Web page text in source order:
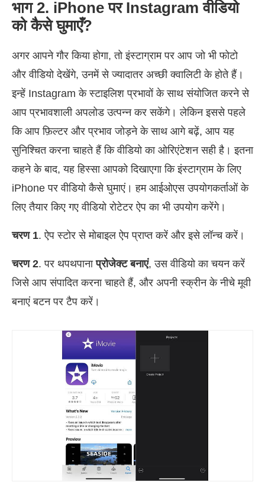
भाग 2. iPhone पर Instagram वीडियो
को कैसे घुमाएँ?
अगर आपने गौर किया होगा, तो इंस्टाग्राम पर आप जो भी फोटो
और वीडियो देखेंगे, उनमें से ज्यादातर अच्छी क्वालिटी के होते हैं।
इन्‍हें Instagram के स्‍टाइलिश प्रभावों के साथ संयोजित करने से
आप प्रभावशाली अपलोड उत्‍पन्‍न कर सकेंगे। लेकिन इससे पहले
कि आप फ़िल्टर और प्रभाव जोड़ने के साथ आगे बढ़ें, आप यह
सुनिश्चित करना चाहते हैं कि वीडियो का ओरिएंटेशन सही है। इतना
कहने के बाद, यह हिस्सा आपको दिखाएगा कि इंस्टाग्राम के लिए
iPhone पर वीडियो कैसे घुमाएं। हम आईओएस उपयोगकर्ताओं के
लिए तैयार किए गए वीडियो रोटेटर ऐप का भी उपयोग करेंगे।
चरण 1. ऐप स्टोर से मोबाइल ऐप प्राप्त करें और इसे लॉन्च करें।
चरण 2. पर थपथपानाप्रोजेक्ट बनाएं, उस वीडियो का चयन करें
जिसे आप संपादित करना चाहते हैं, और अपनी स्क्रीन के नीचे मूवी
बनाएं बटन पर टैप करें।